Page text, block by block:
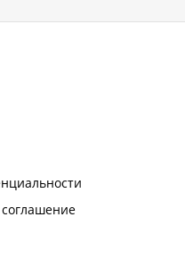
соглашение